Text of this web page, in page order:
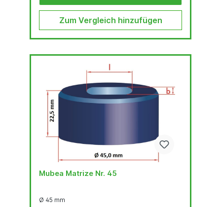
Zum Vergleich hinzufügen
Mubea Matrize Nr. 45
Ø 45 mm